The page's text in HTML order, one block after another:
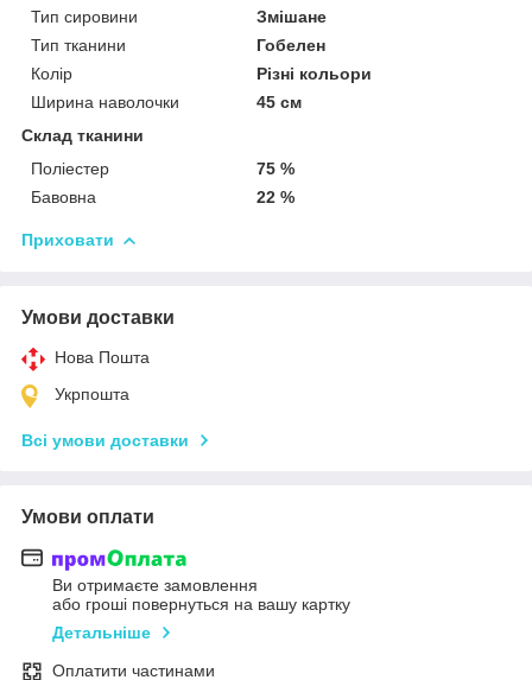
Тип сировини
Змішане
Тип тканини
Гобелен
Колір
Різні кольори
Ширина наволочки
45 см
Склад тканини
Поліестер
75 %
Бавовна
22 %
Приховати
Умови доставки
Нова Пошта
Укрпошта
Всі умови доставки
Умови оплати
Ви отримаєте замовлення
або гроші повернуться на вашу картку
Детальніше
Оплатити частинами